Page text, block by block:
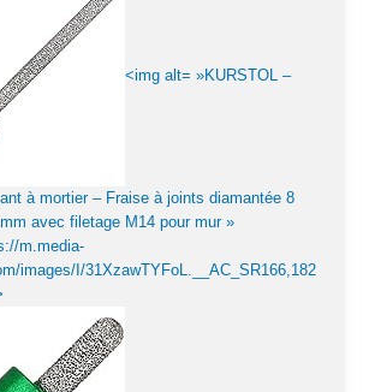
<img alt= »KURSTOL –
à mortier – Fraise à joints diamantée 8
avec filetage M14 pour mur »
m.media-
images/I/31XzawTYFoL.__AC_SR166,182